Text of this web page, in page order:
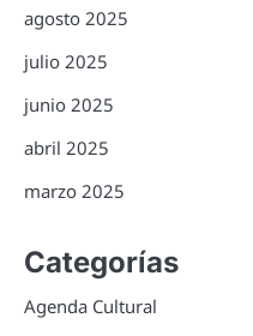
agosto 2025
julio 2025
junio 2025
abril 2025
marzo 2025
Categorías
Agenda Cultural